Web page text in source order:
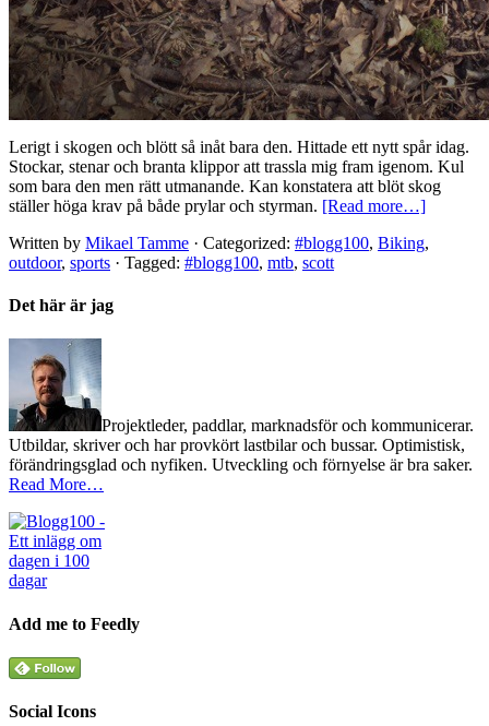
Lerigt i skogen och blött så inåt bara den. Hittade ett nytt spår idag.
Stockar, stenar och branta klippor att trassla mig fram igenom. Kul
som bara den men rätt utmanande. Kan konstatera att blöt skog
ställer höga krav på både prylar och styrman. [Read more…]
Written by Mikael Tamme · Categorized: #blogg100, Biking,
outdoor, sports · Tagged: #blogg100, mtb, scott
Det här är jag
Projektleder, paddlar, marknadsför och kommunicerar.
Utbildar, skriver och har provkört lastbilar och bussar. Optimistisk,
förändringsglad och nyfiken. Utveckling och förnyelse är bra saker.
Read More…
Add me to Feedly
Social Icons